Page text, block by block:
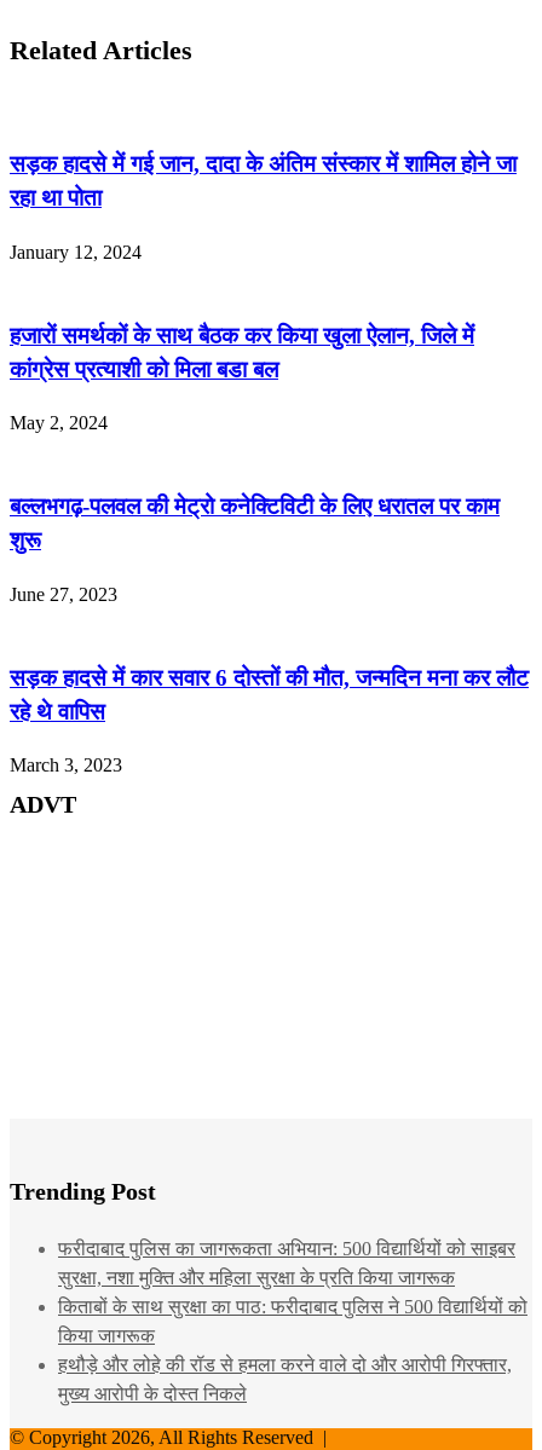
Related Articles
सड़क हादसे में गई जान, दादा के अंतिम संस्कार में शामिल होने जा
रहा था पोता
January 12, 2024
हजारों समर्थकों के साथ बैठक कर किया खुला ऐलान, जिले में
कांग्रेस प्रत्याशी को मिला बडा बल
May 2, 2024
बल्लभगढ़-पलवल की मेट्रो कनेक्टिविटी के लिए धरातल पर काम
शुरू
June 27, 2023
सड़क हादसे में कार सवार 6 दोस्तों की मौत, जन्मदिन मना कर लौट
रहे थे वापिस
March 3, 2023
ADVT
Trending Post
फरीदाबाद पुलिस का जागरूकता अभियान: 500 विद्यार्थियों को साइबर
सुरक्षा, नशा मुक्ति और महिला सुरक्षा के प्रति किया जागरूक
किताबों के साथ सुरक्षा का पाठ: फरीदाबाद पुलिस ने 500 विद्यार्थियों को
किया जागरूक
हथौड़े और लोहे की रॉड से हमला करने वाले दो और आरोपी गिरफ्तार,
मुख्य आरोपी के दोस्त निकले
© Copyright 2026, All Rights Reserved |